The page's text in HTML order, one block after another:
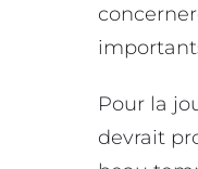
Pour la
devrait